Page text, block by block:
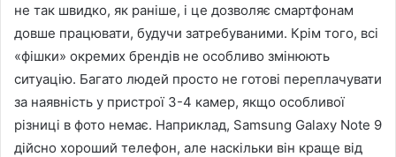
не так швидко, як раніше, і це дозволяє смартфонам
довше працювати, будучи затребуваними. Крім того, всі
«фішки» окремих брендів не особливо змінюють
ситуацію. Багато людей просто не готові переплачувати
за наявність у пристрої 3-4 камер, якщо особливої
різниці в фото немає. Наприклад, Samsung Galaxy Note 9
дійсно хороший телефон, але наскільки він краще від